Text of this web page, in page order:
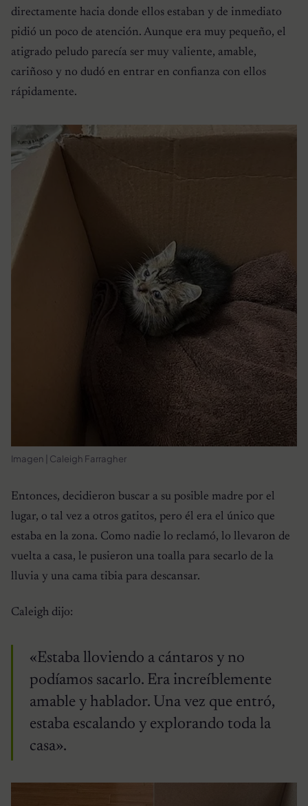
directamente hacia donde ellos estaban y de inmediato
pidió un poco de atención. Aunque era muy pequeño, el
atigrado peludo parecía ser muy valiente, amable,
cariñoso y no dudó en entrar en confianza con ellos
rápidamente.
Imagen | Caleigh Farragher
Entonces, decidieron buscar a su posible madre por el
lugar, o tal vez a otros gatitos, pero él era el único que
estaba en la zona. Como nadie lo reclamó, lo llevaron de
vuelta a casa, le pusieron una toalla para secarlo de la
lluvia y una cama tibia para descansar.
Caleigh dijo:
«Estaba lloviendo a cántaros y no
podíamos sacarlo. Era increíblemente
amable y hablador. Una vez que entró,
estaba escalando y explorando toda la
casa».